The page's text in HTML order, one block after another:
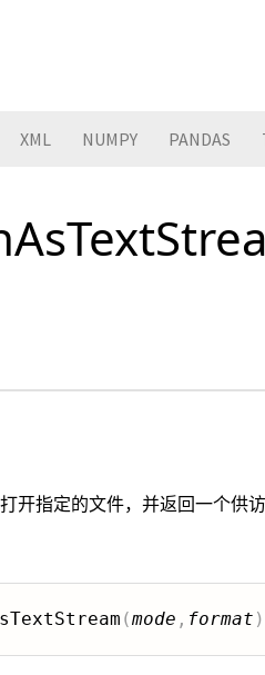
XML NUMPY PANDAS
开指定的文件，并返回一个供
(mode , format )